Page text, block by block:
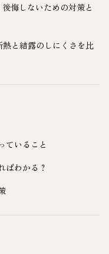
悔しないための対策と
と結露のしにくさを比
ていること
ばわかる？